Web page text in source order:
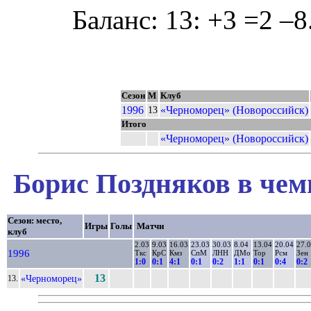
Баланс: 13: +3 =2
Сезон М Клуб
1996 13 «Черноморец» (Новороссийск)
Итого
«Черноморец» (Новороссийск)
Борис Поздняков в
Сезон: место,
клуб
Игры Голы Матчи
1996
2.03
Ткс
1:0
9.03
КрС
0:1
16.03
Кмз
4:1
23.03
СпМ
0:1
30.03
ЛНН
0:2
8.04
ДМо
1:1
13.04
Тор
0:1
20.04
Рсм
0:4
Зен
0:2
13. «Черноморец» 13